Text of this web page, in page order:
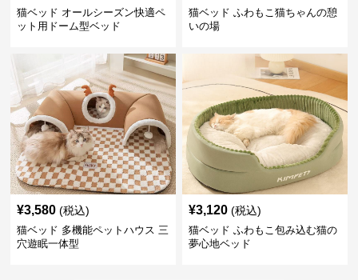
猫ベッド オールシーズン快適ペ
ット用ドーム型ベッド
猫ベッド ふわもこ猫ちゃんの憩
いの場
¥3,580 (税込)
猫ベッド 多機能ペットハウス 三
穴遊眠一体型
¥3,120 (税込)
猫ベッド ふわもこ包み込む猫の
夢心地ベッド